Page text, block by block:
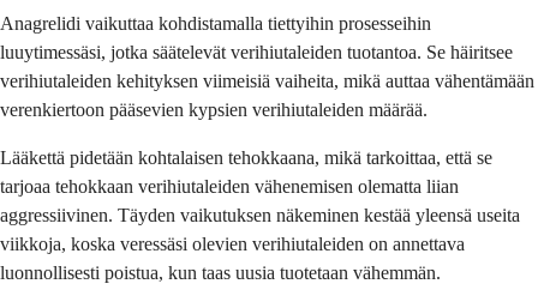
Anagrelidi vaikuttaa kohdistamalla tiettyihin prosesseihin
luuytimessäsi, jotka säätelevät verihiutaleiden tuotantoa. Se häiritsee
verihiutaleiden kehityksen viimeisiä vaiheita, mikä auttaa vähentämään
verenkiertoon pääsevien kypsien verihiutaleiden määrää.
Lääkettä pidetään kohtalaisen tehokkaana, mikä tarkoittaa, että se
tarjoaa tehokkaan verihiutaleiden vähenemisen olematta liian
aggressiivinen. Täyden vaikutuksen näkeminen kestää yleensä useita
viikkoja, koska veressäsi olevien verihiutaleiden on annettava
luonnollisesti poistua, kun taas uusia tuotetaan vähemmän.